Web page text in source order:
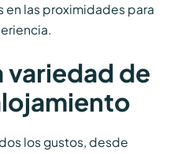
en las proximidades para
variedad de
los gustos, desde